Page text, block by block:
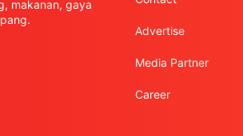
makanan, gaya
Advertise
Media Partner
Career